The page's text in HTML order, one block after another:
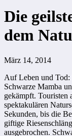
Die
dem
März 14, 2014
Auf Leben und Tod:
Schwarze Mamba
gekämpft. Touristen
spektakulären
Sekunden, bis die
giftige
ausgebrochen.